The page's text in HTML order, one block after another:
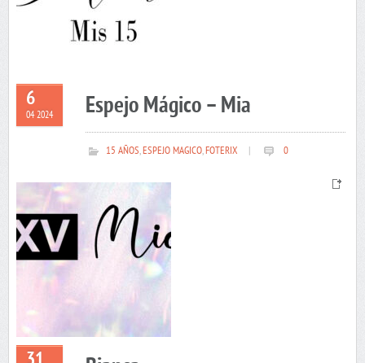
6
04 2024 Espejo Mágico – Mia
15 AÑOS,ESPEJO MAGICO,FOTERIX 0